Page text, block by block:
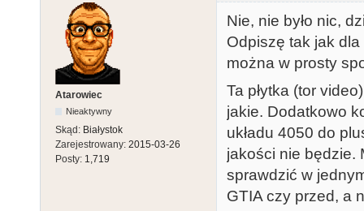
Atarowiec
Nieaktywny
Skąd: Białystok
Zarejestrowany: 2015-03-26
Posty: 1,719
Nie, nie było nic,
Odpiszę tak jak
można w prosty
Ta płytka (tor
jakie. Dodatkowo
układu 4050 do
jakości nie będzie.
sprawdzić w
GTIA czy przed, a